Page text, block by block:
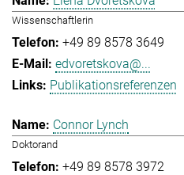
Wissenschaftlerin
+49 89 8578 3649
edvoretskova@...
Publikationsreferenzen
Connor Lynch
Doktorand
+49 89 8578 3972